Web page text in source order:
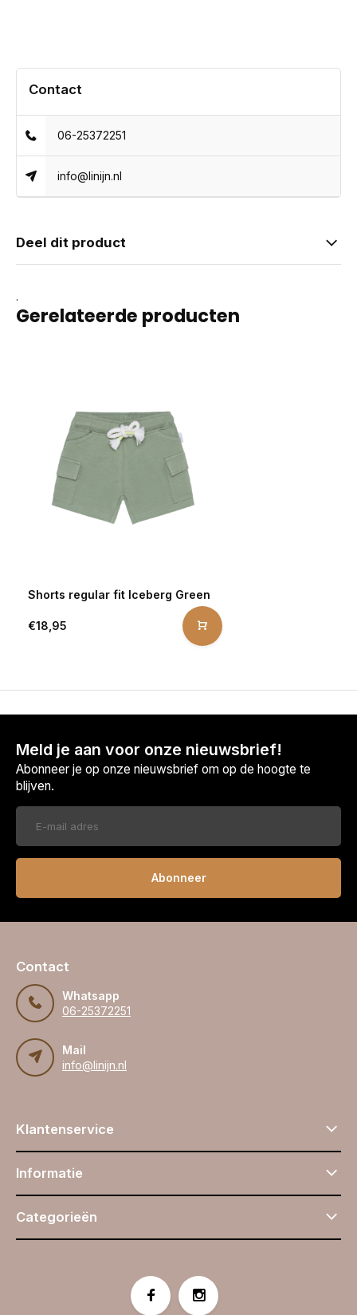
Contact
06-25372251
info@linijn.nl
Deel dit product
.
Gerelateerde producten
Shorts regular fit Iceberg Green
€18,95
Meld je aan voor onze nieuwsbrief!
Abonneer je op onze nieuwsbrief om op de hoogte te
blijven.
Abonneer
Contact
Whatsapp
06-25372251
Mail
info@linijn.nl
Klantenservice
Informatie
Categorieën